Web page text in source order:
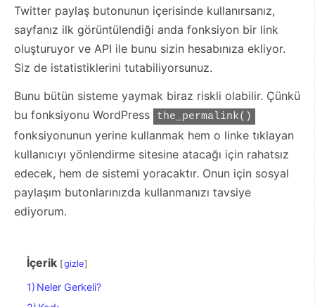
Twitter paylaş butonunun içerisinde kullanırsanız,
sayfanız ilk görüntülendiği anda fonksiyon bir link
oluşturuyor ve API ile bunu sizin hesabınıza ekliyor.
Siz de istatistiklerini tutabiliyorsunuz.
Bunu bütün sisteme yaymak biraz riskli olabilir. Çünkü
bu fonksiyonu WordPress
the_permalink()
fonksiyonunun yerine kullanmak hem o linke tıklayan
kullanıcıyı yönlendirme sitesine atacağı için rahatsız
edecek, hem de sistemi yoracaktır. Onun için sosyal
paylaşım butonlarınızda kullanmanızı tavsiye
ediyorum.
İçerik gizle
1) Neler Gerkeli?